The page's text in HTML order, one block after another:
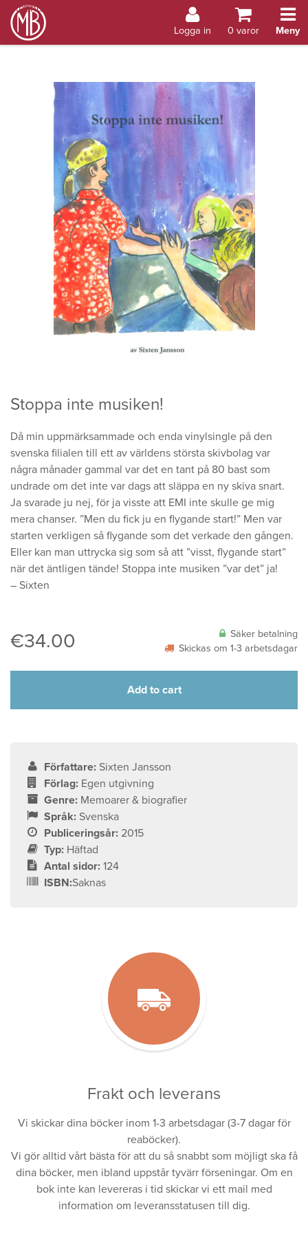
Åland
Logga in 0 varor Meny
Stoppa inte musiken!
Då min uppmärksammade och enda vinylsingle på den
svenska filialen till ett av världens största skivbolag var
några månader gammal var det en tant på 80 bast som
undrade om det inte var dags att släppa en ny skiva snart.
Ja svarade ju nej, för ja visste att EMI inte skulle ge mig
mera chanser. ”Men du fick ju en flygande start!” Men var
starten verkligen så flygande som det verkade den gången.
Eller kan man uttrycka sig som så att ”visst, flygande start”
när det äntligen tände! Stoppa inte musiken ”var det” ja!
– Sixten
€34.00
Säker betalning
Skickas om 1-3 arbetsdagar
Add to cart
Författare: Sixten Jansson
Förlag: Egen utgivning
Genre: Memoarer & biografier
Språk: Svenska
Publiceringsår: 2015
Typ: Häftad
Antal sidor: 124
ISBN:Saknas
Frakt och leverans
Vi skickar dina böcker inom 1-3 arbetsdagar (3-7 dagar för
reaböcker).
Vi gör alltid vårt bästa för att du så snabbt som möjligt ska få
dina böcker, men ibland uppstår tyvärr förseningar. Om en
bok inte kan levereras i tid skickar vi ett mail med
information om leveransstatusen till dig.